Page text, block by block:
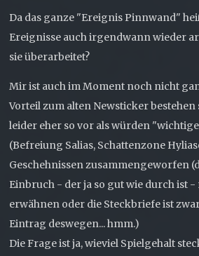
Da das ganze "Ereignis Pinnwand"
Ereignisse auch irgendwann wieder
sie überarbeitet?
Mir ist auch im Moment noch nicht
Vorteil zum alten Newsticker bestehen
leider eher so vor als würden
(Befreiung Salias, Schattenzone
Geschehnissen zusammengeworfen
Einbruch - der ja so gut wie durch ist
erwähnen oder die Steckbriefe ist
Eintrag deswegen... hmm.)
Die Frage ist ja, wieviel Spielgehalt